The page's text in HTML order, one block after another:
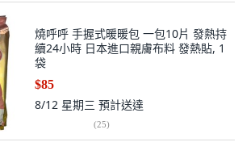
燒呼呼 手握式暖暖包 一包10片 發熱持
續24小時 日本進口親膚布料 發熱貼, 1
袋
$85
8/12 星期三 預計送達
(25)